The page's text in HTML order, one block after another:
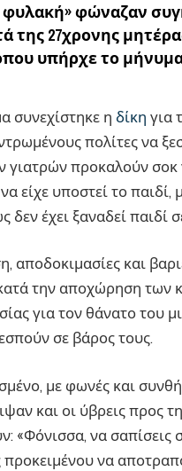
φυλακή» φώναζαν
της 27χρονης
υπήρχε το
συνεχίστηκε η δίκη για
πολίτες να
γιατρών προκαλούν σοκ
είχε υποστεί το
έχει ξαναδεί παιδί
αποδοκιμασίες και
την αποχώρηση των
για τον θάνατο του
σε βάρος τους.
με φωνές και
και οι ύβρεις προς
«Φόνισσα, να σαπίσεις
προκειμένου να